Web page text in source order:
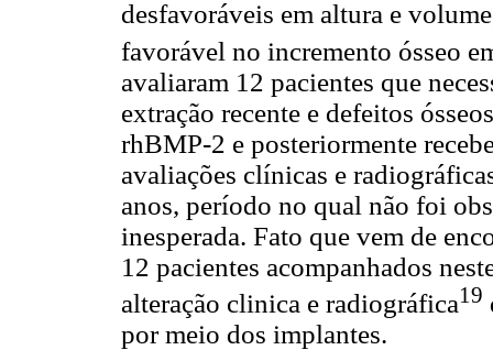
desfavoráveis em altura e
favorável no incremento ósseo
avaliaram 12 pacientes que
extração recente e defeitos
rhBMP-2 e posteriormente
avaliações clínicas e
anos, período no qual não foi
inesperada. Fato que vem de
12 pacientes acompanhados
alteração clinica e radiográfica19
por meio dos implantes.